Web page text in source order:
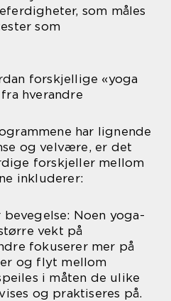
som måles
som
forskjellige «yoga
hverandre
har lignende
og velvære, er det
forskjeller mellom
inkluderer:
Noen yoga-
vekt på
fokuserer mer på
og flyt mellom
i måten de ulike
og praktiseres på.